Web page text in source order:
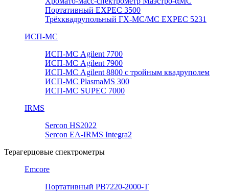
Портативный EXPEC 3500
Трёхквадрупольный ГХ-МС/МС EXPEC 5231
ИСП-МС
ИСП-МС Agilent 7700
ИСП-МС Agilent 7900
ИСП-МС Agilent 8800 с тройным квадруполем
ИСП-МС PlasmaMS 300
ИСП-МС SUPEC 7000
IRMS
Sercon HS2022
Sercon EA-IRMS Integra2
Терагерцовые спектрометры
Emcore
Портативный PB7220-2000-T